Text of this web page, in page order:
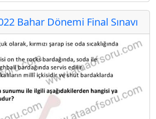
Bahar Dönemi Final Sınavı